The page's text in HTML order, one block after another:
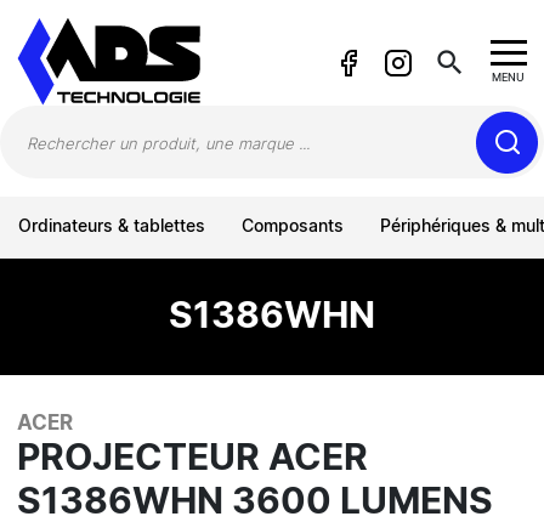
search MENU
Ordinateurs & tablettes Composants Périphériques &
S1386WHN
ACER
PROJECTEUR ACER
S1386WHN 3600 LUMENS